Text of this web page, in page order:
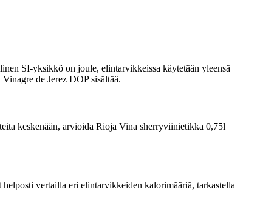
SI-yksikkö on joule, elintarvikkeissa käytetään yleensä
de Jerez DOP sisältää.
keskenään, arvioida Rioja Vina sherryviinietikka 0,75l
vertailla eri elintarvikkeiden kalorimääriä, tarkastella